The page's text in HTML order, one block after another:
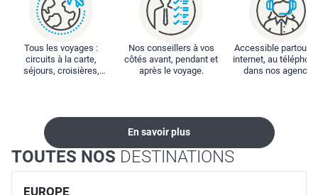
Tous les voyages :
circuits à la carte,
séjours, croisières,
Nos conseillers à vos
côtés avant, pendant et
après le voyage.
Accessible partout :
internet, au
dans nos
En savoir plus
TOUTES NOS DESTINATIONS
EUROPE